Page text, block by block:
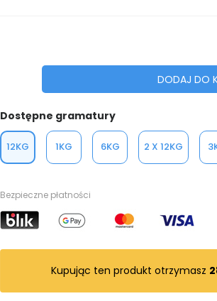
DODAJ DO
Dostępne gramatury
12KG 1KG 6KG 2 X 12KG
Bezpieczne płatności
Kupując ten produkt otrzymasz